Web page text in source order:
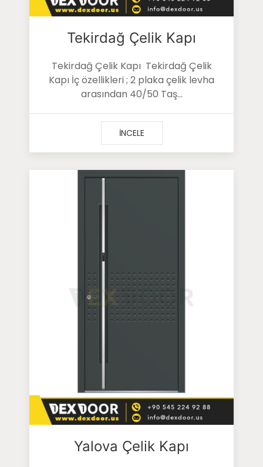
Tekirdağ Çelik Kapı
Tekirdağ Çelik Kapı Tekirdağ Çelik
Kapı İç özellikleri ; 2 plaka çelik levha
arasından 40/50 Taş...
İNCELE
Yalova Çelik Kapı